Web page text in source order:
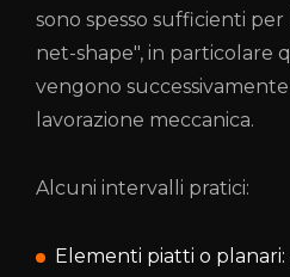
sono spesso sufficienti
net-shape", in particolare
vengono
lavorazione meccanica.
Alcuni intervalli pratici:
Elementi piatti o planari: